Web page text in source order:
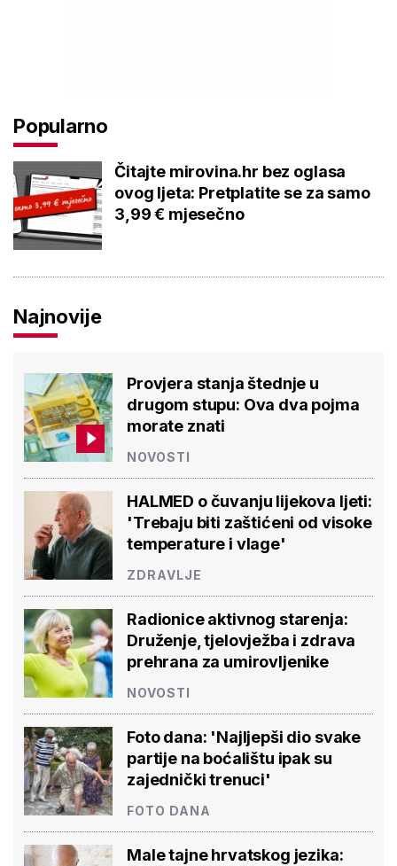
Popularno
Čitajte mirovina.hr bez oglasa
ovog ljeta: Pretplatite se za samo
3,99 € mjesečno
Najnovije
Provjera stanja štednje u
drugom stupu: Ova dva pojma
morate znati
NOVOSTI
HALMED o čuvanju lijekova ljeti:
'Trebaju biti zaštićeni od visoke
temperature i vlage'
ZDRAVLJE
Radionice aktivnog starenja:
Druženje, tjelovježba i zdrava
prehrana za umirovljenike
NOVOSTI
Foto dana: 'Najljepši dio svake
partije na boćalištu ipak su
zajednički trenuci'
FOTO DANA
Male tajne hrvatskog jezika: